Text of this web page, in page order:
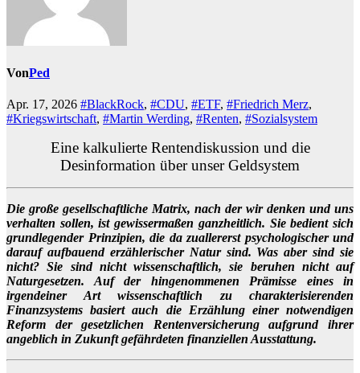
VonPed
Apr. 17, 2026 #BlackRock, #CDU, #ETF, #Friedrich Merz,
#Kriegswirtschaft, #Martin Werding, #Renten, #Sozialsystem
Eine kalkulierte Rentendiskussion und die
Desinformation über unser Geldsystem
Die große gesellschaftliche Matrix, nach der wir denken und uns
verhalten sollen, ist gewissermaßen ganzheitlich. Sie bedient sich
grundlegender Prinzipien, die da zuallererst psychologischer und
darauf aufbauend erzählerischer Natur sind. Was aber sind sie
nicht? Sie sind nicht wissenschaftlich, sie beruhen nicht auf
Naturgesetzen. Auf der hingenommenen Prämisse eines in
irgendeiner Art wissenschaftlich zu charakterisierenden
Finanzsystems basiert auch die Erzählung einer notwendigen
Reform der gesetzlichen Rentenversicherung aufgrund ihrer
angeblich in Zukunft gefährdeten finanziellen Ausstattung.